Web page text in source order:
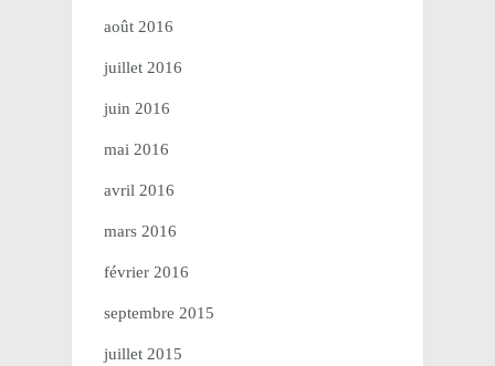
août 2016
juillet 2016
juin 2016
mai 2016
avril 2016
mars 2016
février 2016
septembre 2015
juillet 2015